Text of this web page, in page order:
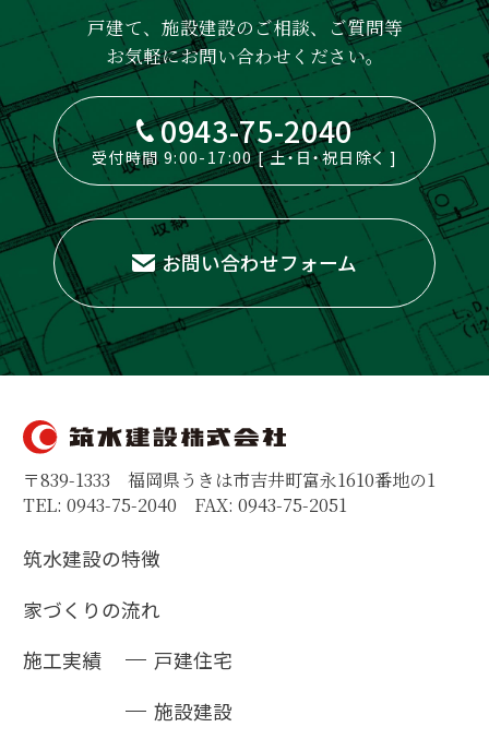
戸建て、施設建設のご相談、ご質問等
お気軽にお問い合わせください。
0943-75-2040
受付時間 9:00-17:00 [ 土・日・祝日除く ]
お問い合わせフォーム
〒839-1333 福岡県うきは市吉井町富永1610番地の1
TEL: 0943-75-2040 FAX: 0943-75-2051
筑水建設の特徴
家づくりの流れ
施工実績
戸建住宅
施設建設